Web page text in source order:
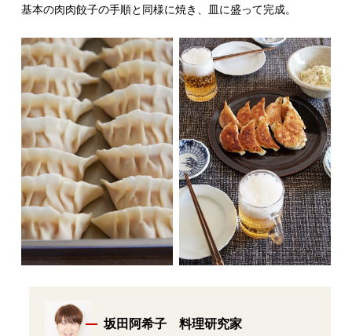
基本の肉肉餃子の手順と同様に焼き、皿に盛って完成。
坂田阿希子 料理研究家